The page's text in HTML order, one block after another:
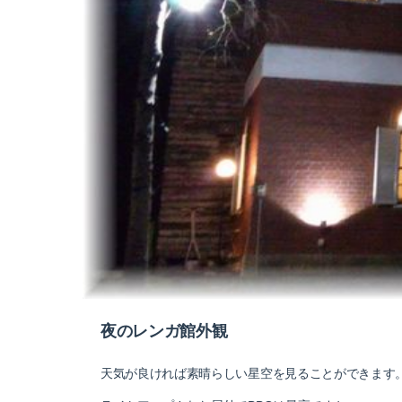
夜のレンガ館外観
天気が良ければ素晴らしい星空を見ることができます